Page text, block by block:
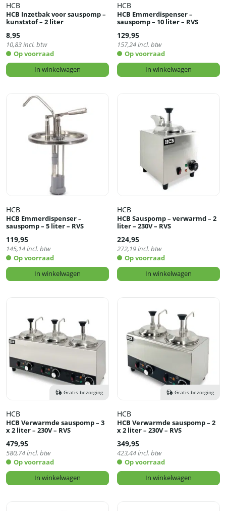
HCB
HCB Inzetbak voor sauspomp –
kunststof – 2 liter
8,95
10,83incl. btw
Op voorraad
In winkelwagen
HCB
HCB Emmerdispenser –
sauspomp – 10 liter – RVS
129,95
157,24incl. btw
Op voorraad
In winkelwagen
HCB
HCB Emmerdispenser –
sauspomp – 5 liter – RVS
119,95
145,14incl. btw
Op voorraad
In winkelwagen
HCB
HCB Sauspomp – verwarmd – 2
liter – 230V – RVS
224,95
272,19incl. btw
Op voorraad
In winkelwagen
Gratis bezorging
HCB
HCB Verwarmde sauspomp – 3
x 2 liter – 230V – RVS
479,95
580,74incl. btw
Op voorraad
In winkelwagen
Gratis bezorging
HCB
HCB Verwarmde sauspomp – 2
x 2 liter – 230V – RVS
349,95
423,44incl. btw
Op voorraad
In winkelwagen